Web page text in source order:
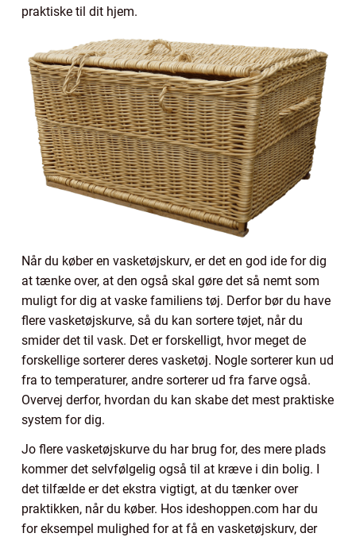
praktiske til dit hjem.
Når du køber en vasketøjskurv, er det en god ide for dig
at tænke over, at den også skal gøre det så nemt som
muligt for dig at vaske familiens tøj. Derfor bør du have
flere vasketøjskurve, så du kan sortere tøjet, når du
smider det til vask. Det er forskelligt, hvor meget de
forskellige sorterer deres vasketøj. Nogle sorterer kun ud
fra to temperaturer, andre sorterer ud fra farve også.
Overvej derfor, hvordan du kan skabe det mest praktiske
system for dig.
Jo flere vasketøjskurve du har brug for, des mere plads
kommer det selvfølgelig også til at kræve i din bolig. I
det tilfælde er det ekstra vigtigt, at du tænker over
praktikken, når du køber. Hos ideshoppen.com har du
for eksempel mulighed for at få en vasketøjskurv, der